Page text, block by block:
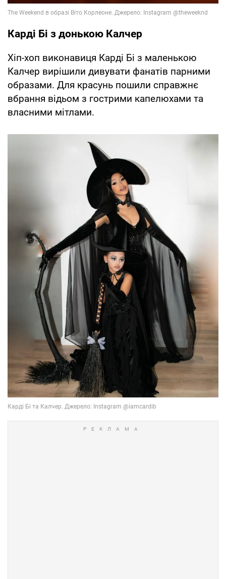
Карді Бі з донькою Калчер
Хіп-хоп виконавиця Карді Бі з маленькою
Калчер вирішили дивувати фанатів парними
образами. Для красунь пошили справжнє
вбрання відьом з гострими капелюхами та
власними мітлами.